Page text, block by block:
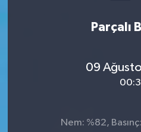
Parçalı
09
Nem: %82,